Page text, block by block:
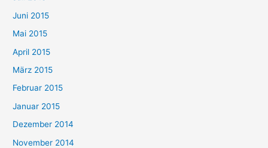
Juni 2015
Mai 2015
April 2015
März 2015
Februar 2015
Januar 2015
Dezember 2014
November 2014